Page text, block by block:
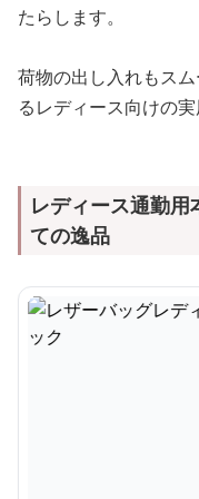
たらします。
荷物の出し入れもス
るレディース向けの実
レディース通勤
ての逸品